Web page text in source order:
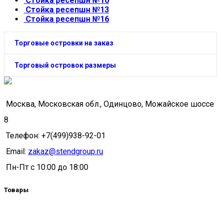
Стойка ресепшн №13
Стойка ресепшн №16
Торговые островки на заказ
Торговый островок размеры
Москва, Московская обл., Одинцово, Можайское шоссе
8
Телефон: +7(499)938-92-01
Email: zakaz@stendgroup.ru
Пн-Пт с 10:00 до 18:00
Товары